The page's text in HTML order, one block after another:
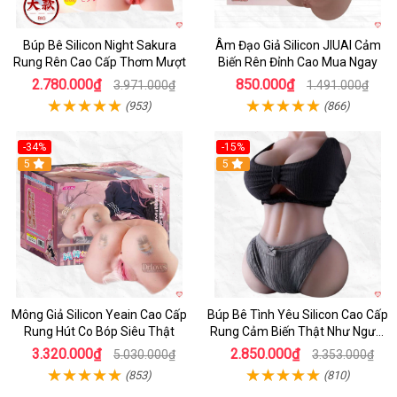
Búp Bê Silicon Night Sakura
Rung Rên Cao Cấp Thơm Mượt
2.780.000₫ 3.971.000₫
(953)
Âm Đạo Giả Silicon JIUAI Cảm
Biến Rên Đỉnh Cao Mua Ngay
850.000₫ 1.491.000₫
(866)
-34%
Hot
5
Mông Giả Silicon Yeain Cao Cấp
Rung Hút Co Bóp Siêu Thật
3.320.000₫ 5.030.000₫
(853)
-15%
5
Búp Bê Tình Yêu Silicon Cao Cấp
Rung Cảm Biến Thật Như Người
Mua
2.850.000₫ 3.353.000₫
(810)